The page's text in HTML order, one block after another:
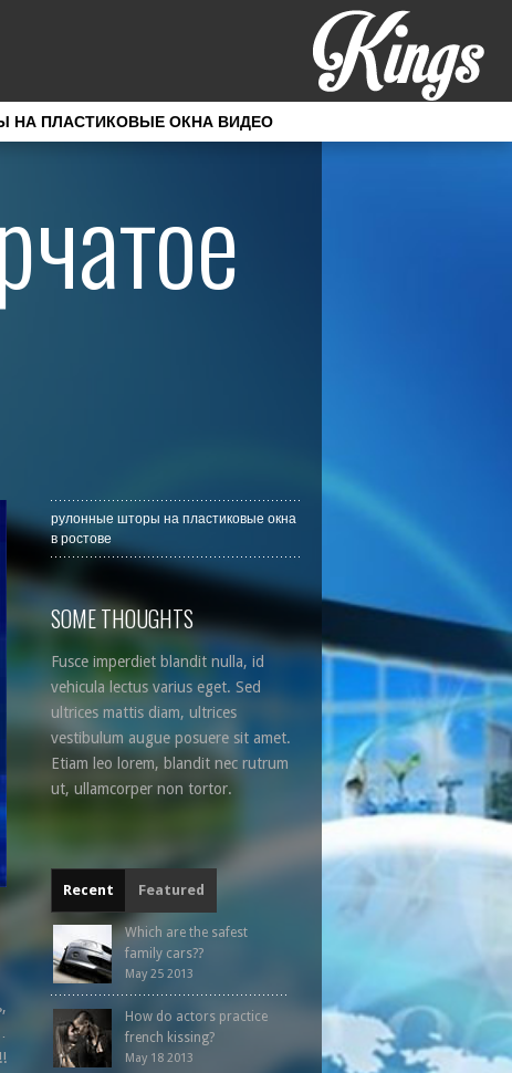
НА ПЛАСТИКОВЫЕ ОКНА ВИДЕО
рулонные шторы на пластиковые окна
в ростове
SOME THOUGHTS
Fusce imperdiet blandit nulla, id
vehicula lectus varius eget. Sed
ultrices mattis diam, ultrices
vestibulum augue posuere sit amet.
Etiam leo lorem, blandit nec rutrum
ut, ullamcorper non tortor.
Recent Featured
Which are the safest
family cars??
May 25 2013
How do actors practice
french kissing?
May 18 2013